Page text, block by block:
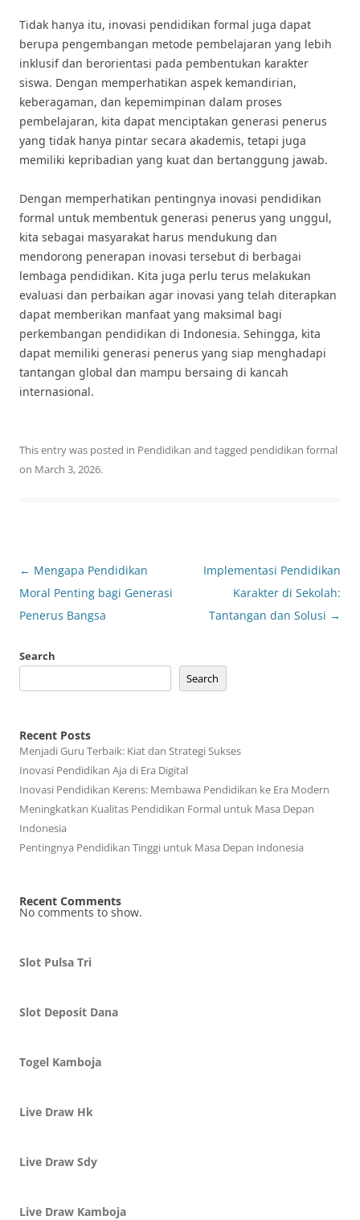
Tidak hanya itu, inovasi pendidikan formal juga dapat
berupa pengembangan metode pembelajaran yang lebih
inklusif dan berorientasi pada pembentukan karakter
siswa. Dengan memperhatikan aspek kemandirian,
keberagaman, dan kepemimpinan dalam proses
pembelajaran, kita dapat menciptakan generasi penerus
yang tidak hanya pintar secara akademis, tetapi juga
memiliki kepribadian yang kuat dan bertanggung jawab.
Dengan memperhatikan pentingnya inovasi pendidikan
formal untuk membentuk generasi penerus yang unggul,
kita sebagai masyarakat harus mendukung dan
mendorong penerapan inovasi tersebut di berbagai
lembaga pendidikan. Kita juga perlu terus melakukan
evaluasi dan perbaikan agar inovasi yang telah diterapkan
dapat memberikan manfaat yang maksimal bagi
perkembangan pendidikan di Indonesia. Sehingga, kita
dapat memiliki generasi penerus yang siap menghadapi
tantangan global dan mampu bersaing di kancah
internasional.
This entry was posted in Pendidikan and tagged pendidikan formal
on March 3, 2026.
Post
navigation
← Mengapa Pendidikan
Moral Penting bagi Generasi
Penerus Bangsa
Implementasi Pendidikan
Karakter di Sekolah:
Tantangan dan Solusi →
Search
Search
Recent Posts
Menjadi Guru Terbaik: Kiat dan Strategi Sukses
Inovasi Pendidikan Aja di Era Digital
Inovasi Pendidikan Kerens: Membawa Pendidikan ke Era Modern
Meningkatkan Kualitas Pendidikan Formal untuk Masa Depan
Indonesia
Pentingnya Pendidikan Tinggi untuk Masa Depan Indonesia
Recent Comments
No comments to show.
Slot Pulsa Tri
Slot Deposit Dana
Togel Kamboja
Live Draw Hk
Live Draw Sdy
Live Draw Kamboja